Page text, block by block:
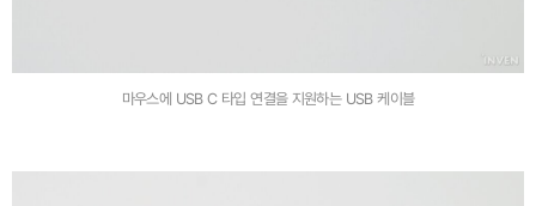
마우스에 USB C 타입 연결을 지원하는 USB 케이블